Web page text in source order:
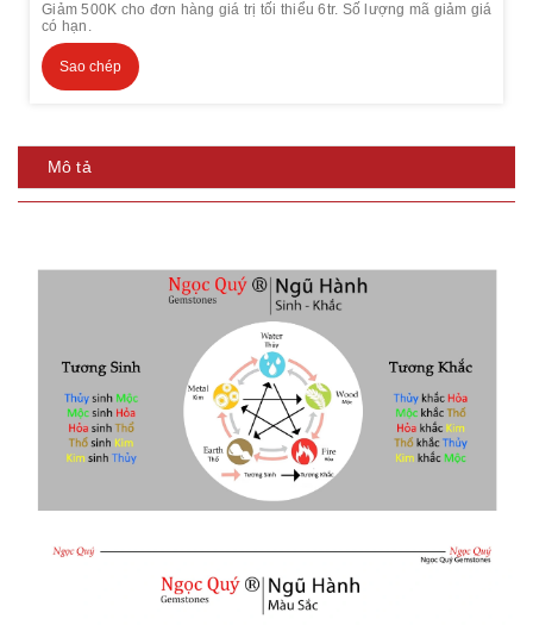
Giảm 500K cho đơn hàng giá trị tối thiểu 6tr. Số lượng mã giảm giá
có hạn.
Sao chép
Mô tả